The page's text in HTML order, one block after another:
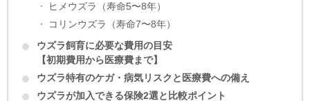
ヒメウズラ（寿命5〜8年）
コリンウズラ（寿命7〜8年）
ウズラ飼育に必要な費用の目安
【初期費用から医療費まで】
ウズラ特有のケガ・病気リスクと医療費への備え
ウズラが加入できる保険2選と比較ポイント